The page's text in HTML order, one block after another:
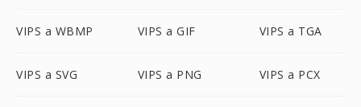
VIPS a WBMP VIPS a GIF VIPS a TGA
VIPS a SVG VIPS a PNG VIPS a PCX